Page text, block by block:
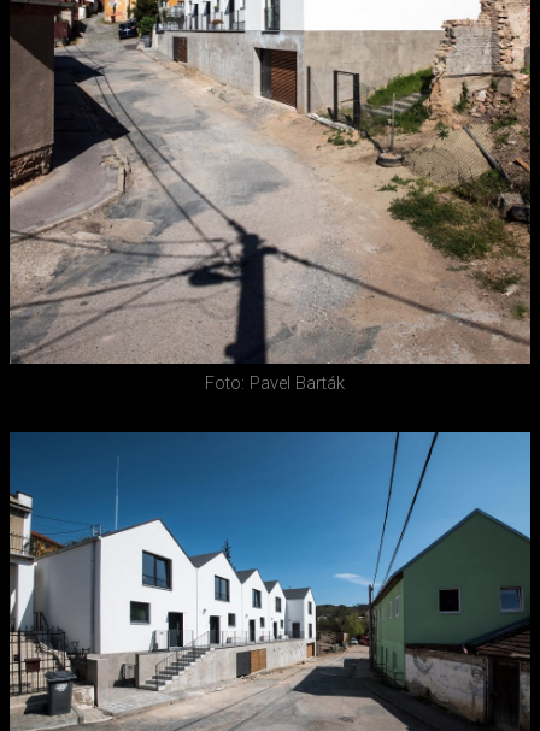
Foto: Pavel Barták